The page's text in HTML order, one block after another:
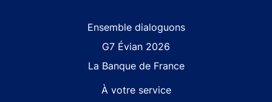
Ensemble dialoguons
G7 Évian 2026
La Banque de France
À votre service